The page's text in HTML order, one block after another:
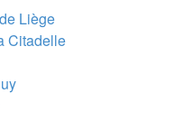
Liège
Citadelle